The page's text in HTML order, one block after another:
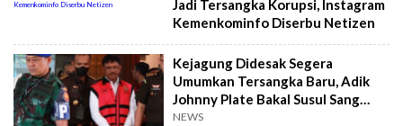
Jadi Tersangka Korupsi, Instagram
Kemenkominfo Diserbu Netizen
Kejagung Didesak Segera
Umumkan Tersangka Baru, Adik
Johnny Plate Bakal Susul Sang
Kakak?
NEWS